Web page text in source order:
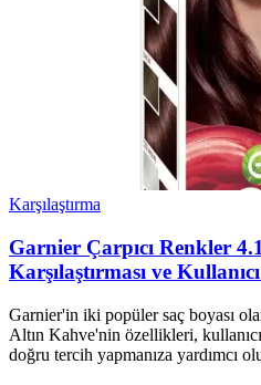
Karşılaştırma
Garnier Çarpıcı Renkler
Karşılaştırması ve
Garnier'in iki popüler saç boyası
Altın Kahve'nin özellikleri, kullanıcı
doğru tercih yapmanıza yardımcı